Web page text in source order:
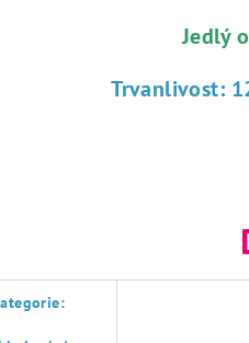
Jedlý
Trvanlivost:
: